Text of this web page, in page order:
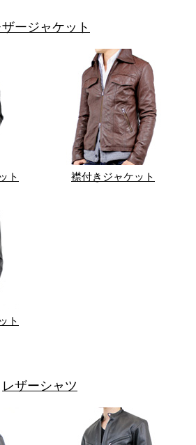
ザージャケット
ト 襟付きジャケット
ト
レザーシャツ